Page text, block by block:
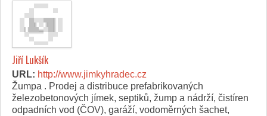
Jiří Lukšík
URL: http://www.jimkyhradec.cz
Žumpa . Prodej a distribuce prefabrikovaných
železobetonových jímek, septiků, žump a nádrží, čistíren
odpadních vod (ČOV), garáží, vodoměrných šachet,